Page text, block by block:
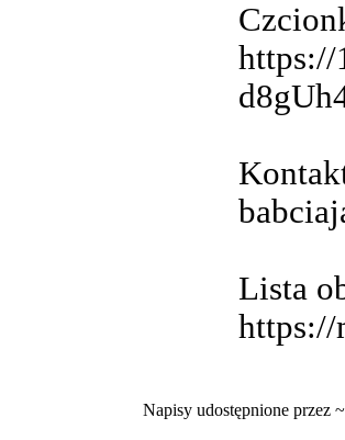
https://
Lista
Napisy udostępnione przez